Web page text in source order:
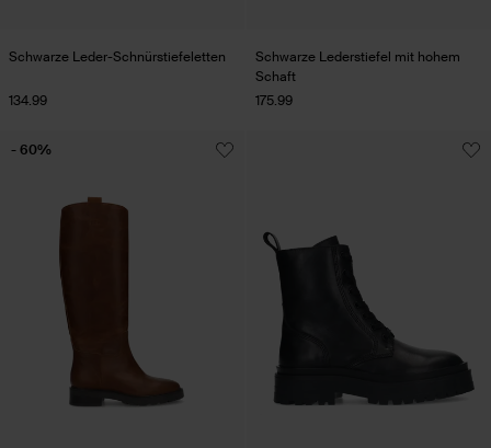
Schwarze Leder-Schnürstiefeletten
134.99
Schwarze Lederstiefel mit hohem
Schaft
175.99
- 60%